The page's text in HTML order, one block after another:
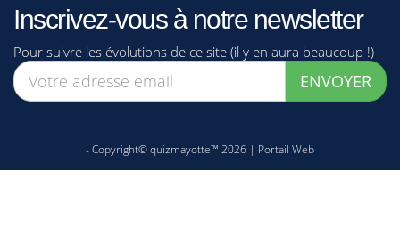
Inscrivez-vous à notre newsletter
Pour suivre les évolutions de ce site (il y en aura beaucoup !)
ENVOYER
- Copyright© quizmayotte™ 2026 | Portail Web